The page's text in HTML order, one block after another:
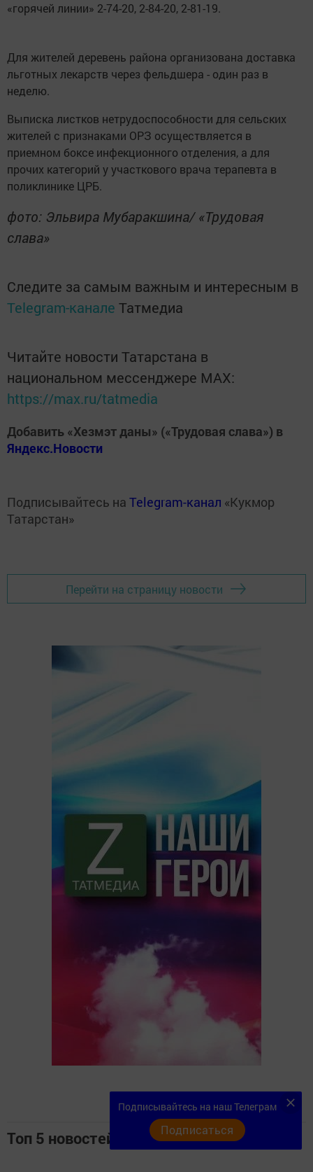
«горячей линии» 2-74-20, 2-84-20, 2-81-19.
Для жителей деревень района организована доставка
льготных лекарств через фельдшера - один раз в
неделю.
Выписка листков нетрудоспособности для сельских
жителей с признаками ОРЗ осуществляется в
приемном боксе инфекционного отделения, а для
прочих категорий у участкового врача терапевта в
поликлинике ЦРБ.
фото: Эльвира Мубаракшина/ «Трудовая
слава»
Следите за самым важным и интересным в
Telegram-канале Татмедиа
Читайте новости Татарстана в
национальном мессенджере MАХ:
https://max.ru/tatmedia
Добавить «Хезмэт даны» («Трудовая слава») в
Яндекс.Новости
Подписывайтесь на Telegram-канал «Кукмор
Татарстан»
Перейти на страницу новости
Топ 5 новостей
Подписывайтесь на наш Телеграм
Подписаться